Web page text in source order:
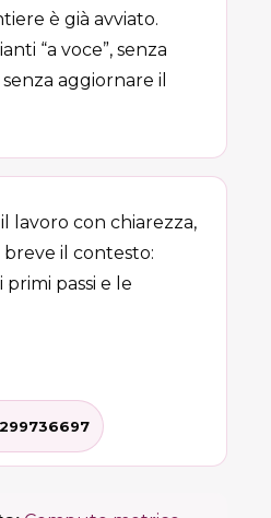
è già avviato.
“a voce”, senza
aggiornare il
lavoro con chiarezza,
il contesto:
primi passi e le